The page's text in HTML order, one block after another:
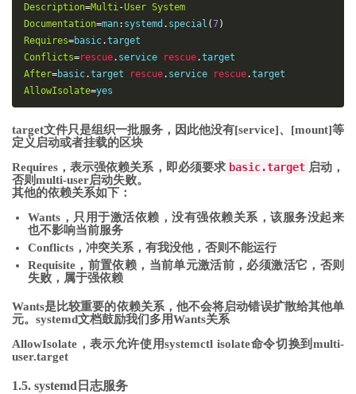
Description=Multi-User System
Documentation=man: systemd . special (7)
Requires=basic.
Conflicts=rescue. service rescue.
After=basic.target rescue. service rescue.
AllowIsolate=yes
target文件只是组织一批服务，因此他没有[service]、[mount]等
定义启动或者挂载的区块
Requires，表示强依赖关系，即必须要求 basic.target 启动，
否则multi-user启动失败。
其他的依赖关系如下：
Wants，只用于激活依赖，没有强依赖关系，该服务没起来
也不影响当前服务
Conflicts，冲突关系，有我没他，否则不能运行
Requisite，前置依赖，当前单元激活前，必须激活它，否则
失败，属于强依赖
Wants是比较重要的依赖关系，他不会将启动错误扩散给其他单
元。systemd文档鼓励我们多用Wants关系
AllowIsolate，表示允许使用systemctl isolate命令切换到multi-
user.target
1.5. systemd日志服务